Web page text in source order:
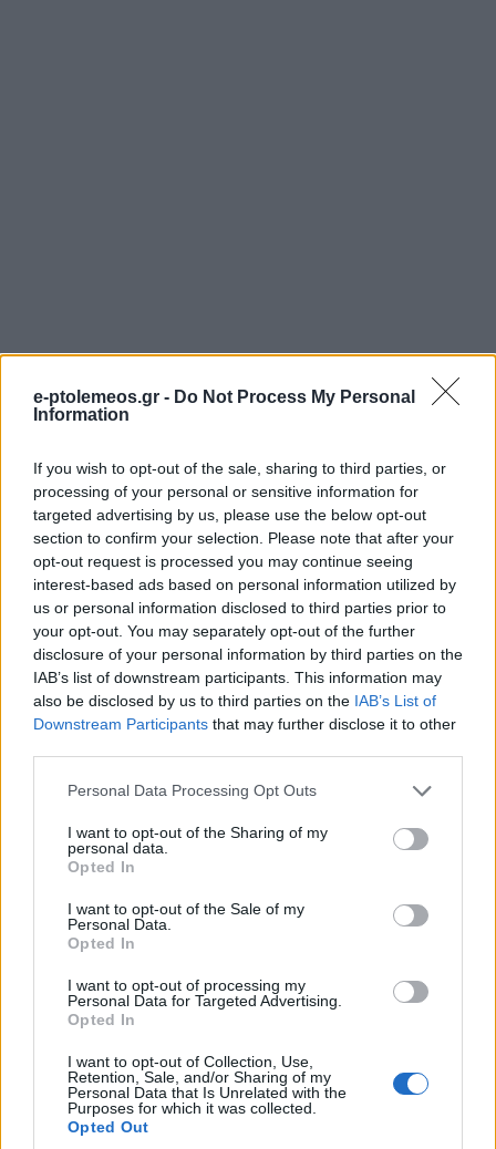
e-ptolemeos.gr - Do Not Process My Personal
Information
If you wish to opt-out of the sale, sharing to third parties, or
processing of your personal or sensitive information for
targeted advertising by us, please use the below opt-out
section to confirm your selection. Please note that after your
opt-out request is processed you may continue seeing
interest-based ads based on personal information utilized by
us or personal information disclosed to third parties prior to
your opt-out. You may separately opt-out of the further
disclosure of your personal information by third parties on the
IAB’s list of downstream participants. This information may
also be disclosed by us to third parties on the IAB’s List of
Downstream Participants that may further disclose it to other
Please note that this website/app uses one or more Google
not limited to your visit or usage behaviour. You may click to
grant or deny consent to Google and its third-party tags to
use your data for below specified purposes in below Google
consent section.
Personal Data Processing Opt Outs
I want to opt-out of the Sharing of my
personal data.
Opted In
I want to opt-out of the Sale of my
Personal Data.
Opted In
I want to opt-out of processing my
Personal Data for Targeted Advertising.
Opted In
I want to opt-out of Collection, Use,
Retention, Sale, and/or Sharing of my
Personal Data that Is Unrelated with the
Purposes for which it was collected.
Opted Out